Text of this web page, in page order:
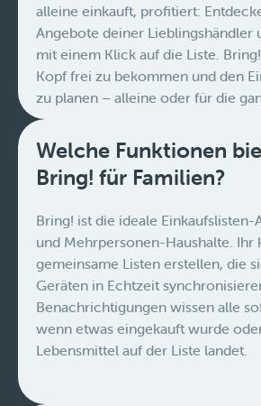
alleine einkauft, profitiert:
Angebote deiner Lieblingshändler
mit einem Klick auf die Liste.
Kopf frei zu bekommen und den
zu planen – alleine oder für die
Welche Funktionen
Bring! für Familien?
Bring! ist die ideale Einkaufslisten-
und Mehrpersonen-Haushalte. Ihr
gemeinsame Listen erstellen, die
Geräten in Echtzeit
Benachrichtigungen wissen alle
wenn etwas eingekauft wurde
Lebensmittel auf der Liste landet.